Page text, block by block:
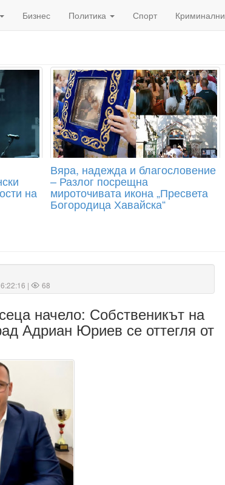
Бизнес Политика Спорт Криминални
на
Вяра, надежда и благословение
– Разлог посрещна
мироточивата икона „Пресвета
Богородица Хавайска“
| 68
начело: Собственикът на
Адриан Юриев се оттегля от